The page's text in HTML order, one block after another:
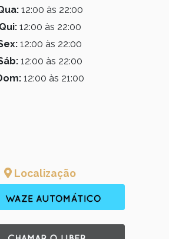
12:00 às 22:00
Qui:12:00 às 22:00
12:00 às 22:00
12:00 às 22:00
12:00 às 21:00
Localização